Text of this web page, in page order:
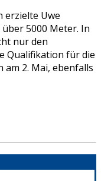
erzielte Uwe
5000 Meter. In
nur den
Qualifikation für die
2. Mai, ebenfalls